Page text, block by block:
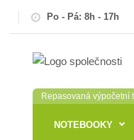
Po - Pá: 8h - 17h
Repasovaná výpočetní
NOTEBOOKY